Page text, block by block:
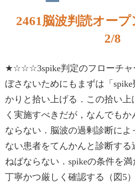
2461脳波判読オー
2/8
★☆☆☆3spike判定のフローチャ
ぼさないためにもまずは「
かりと拾い上げる．この拾い上
く実施すべきだが，なんでもか
ならない．脳波の過剰診断によ
ない患者をてんかんと診断する
ねばならない．spikeの条件を
丁寧かつ厳しく確認する（図5